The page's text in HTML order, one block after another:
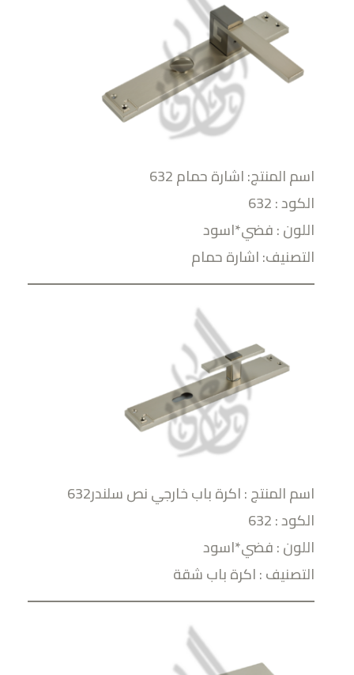
اسم المنتج: اشارة حمام 632
الكود : 632
اللون : فضي*اسود
التصنيف: اشارة حمام
اسم المنتج : اكرة باب خارجي نص سلندر632
الكود : 632
اللون : فضي*اسود
التصنيف : اكرة باب شقة